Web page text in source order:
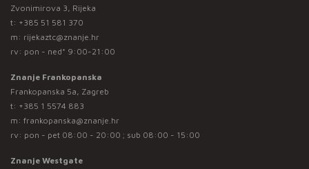
Zvonimirova 3, Rijeka
t: +385 51 581 370
m: rijekaztc@znanje.hr
rv: pon - ned* 9:00-21:00
Znanje Frankopanska
Frankopanska 5a, Zagreb
t: +385 1 5574 883
m: frankopanska@znanje.hr
rv: pon - pet 08:00 - 20:00 ; sub 08:00 - 15:00
Znanje Westgate